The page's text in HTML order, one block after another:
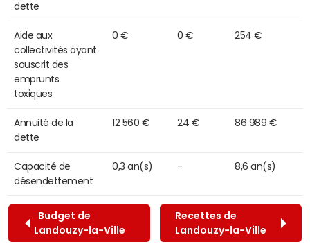
dette
Aide aux
collectivités ayant
souscrit des
emprunts
toxiques
0 € 0 € 254 €
Annuité de la
dette
12 560 € 24 € 86 989 €
Capacité de
désendettement
0,3 an(s) - 8,6 an(s)
Budget de
Landouzy-la-Ville
Recettes de
Landouzy-la-Ville